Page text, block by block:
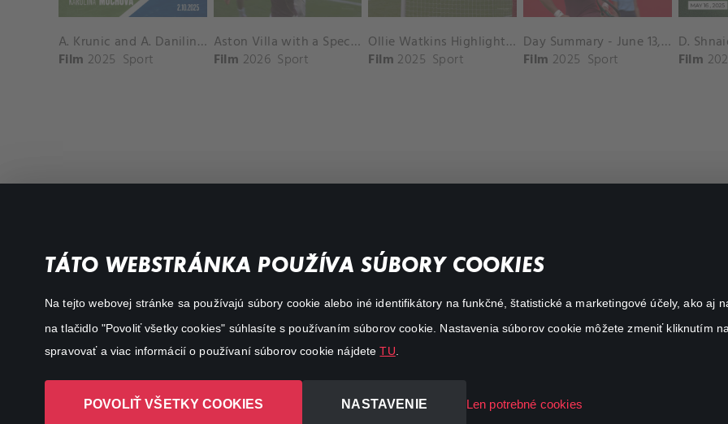
TÁTO WEBSTRÁNKA POUŽÍVA SÚBORY COOKIES
Na tejto webovej stránke sa používajú súbory cookie alebo iné identifikátory na funkčné, štatistické a marketingové účely, ako aj
na tlačidlo "Povoliť všetky cookies" súhlasíte s používaním súborov cookie. Nastavenia súborov cookie môžete zmeniť kliknutím
spravovať a viac informácií o používaní súborov cookie nájdeteTU
POVOLIŤ VŠETKY COOKIES NASTAVENIE Len potrebné cookies
A. Krunic and A. Danilina vs. P. Hon and K. Muchova Match Highlights - BEIJING_Capital Group Diamond ( October 02, 2025)
Film 2025 Sport
Aston Villa with a Spectacular Goal vs. Nottingham Forest
Film 2026 Sport
Ollie Watkins Highlights vs. Southampton
Film 2025 Sport
Day Summary - June 13, 2025
Film 2025 Sport
Film
Comedy
Documentaries
Important links